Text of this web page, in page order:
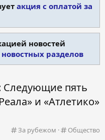
акция с оплатой за
новостей
разделов
Следующие пять
и «Атлетико»
К
За рубежом
К
Общество